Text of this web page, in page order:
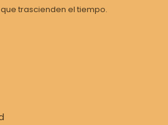
trascienden el tiempo.